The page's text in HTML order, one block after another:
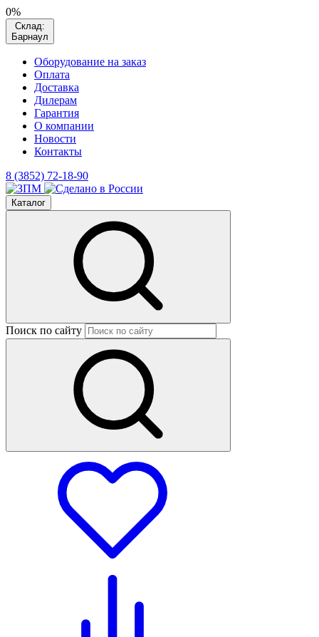
0%
Склад:
Барнаул
Оборудование на заказ
Оплата
Доставка
Дилерам
Гарантия
О компании
Новости
Контакты
8 (3852) 72-18-90
Каталог
Поиск по сайту